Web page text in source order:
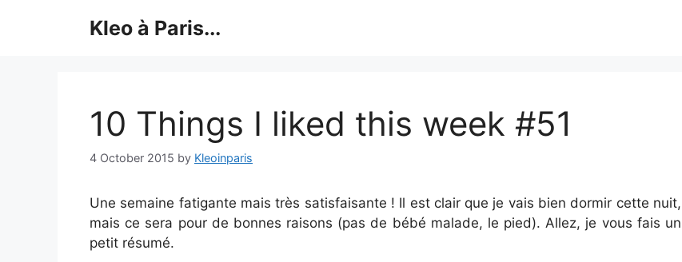
Kleo à Paris...
10 Things I liked this week #51
4 October 2015 by Kleoinparis
Une semaine fatigante mais très satisfaisante ! Il est clair que je vais bien dormir cette nuit,
mais ce sera pour de bonnes raisons (pas de bébé malade, le pied). Allez, je vous fais un
petit résumé.